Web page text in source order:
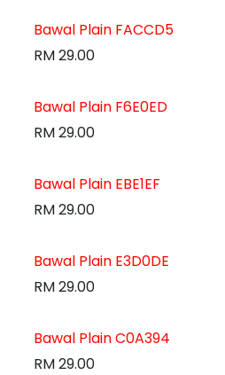
Bawal Plain FACCD5
RM29.00
Bawal Plain F6E0ED
RM29.00
Bawal Plain EBE1EF
RM29.00
Bawal Plain E3D0DE
RM29.00
Bawal Plain C0A394
RM29.00